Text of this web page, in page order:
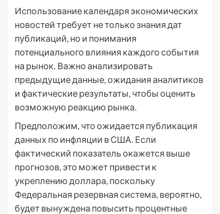
Использование календаря экономических
новостей требует не только знания дат
публикаций, но и понимания
потенциального влияния каждого события
на рынок․ Важно анализировать
предыдущие данные, ожидания аналитиков
и фактические результаты, чтобы оценить
возможную реакцию рынка․
Предположим, что ожидается публикация
данных по инфляции в США․ Если
фактический показатель окажется выше
прогнозов, это может привести к
укреплению доллара, поскольку
Федеральная резервная система, вероятно,
будет вынуждена повысить процентные